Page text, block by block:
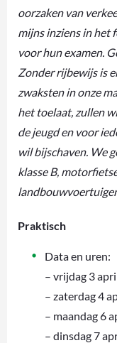
oorzaken van
mijns inziens in het
voor hun examen.
Zonder rijbewijs is
zwaksten in onze
het toelaat, zullen
de jeugd en voor
wil bijschaven. We
klasse B,
Praktisch
Data en uren:
– vrijdag 3
– zaterdag 4
– maandag 6
– dinsdag 7